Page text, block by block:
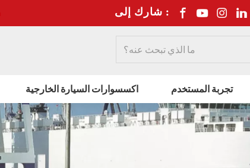
شارك إلى :
اكسسوارات السيارة الخارجية تجربة المستخدم